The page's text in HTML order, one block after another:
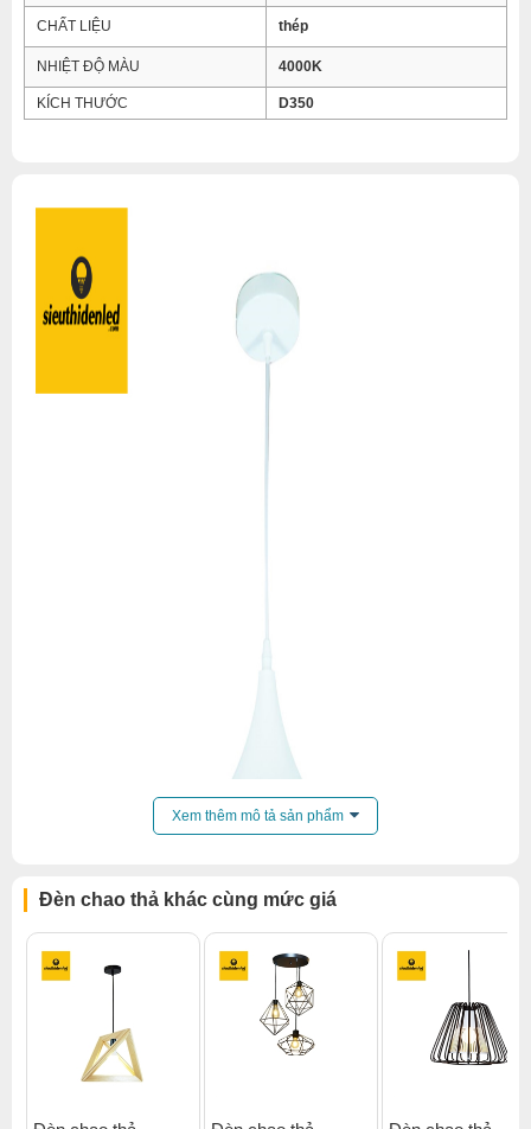
CHẤT LIỆU thép
NHIỆT ĐỘ MÀU 4000K
KÍCH THƯỚC D350
Xem thêm mô tả sản phẩm
Đèn chao thả khác cùng mức giá